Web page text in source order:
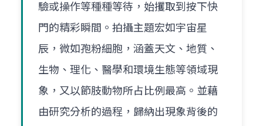
驗或操作等種種等待，始攫取到按下快
門的精彩瞬間。拍攝主題宏如宇宙星
辰，微如孢粉細胞，涵蓋天文、地質、
生物、理化、醫學和環境生態等領域現
象，又以節肢動物所占比例最高。並藉
由研究分析的過程，歸納出現象背後的